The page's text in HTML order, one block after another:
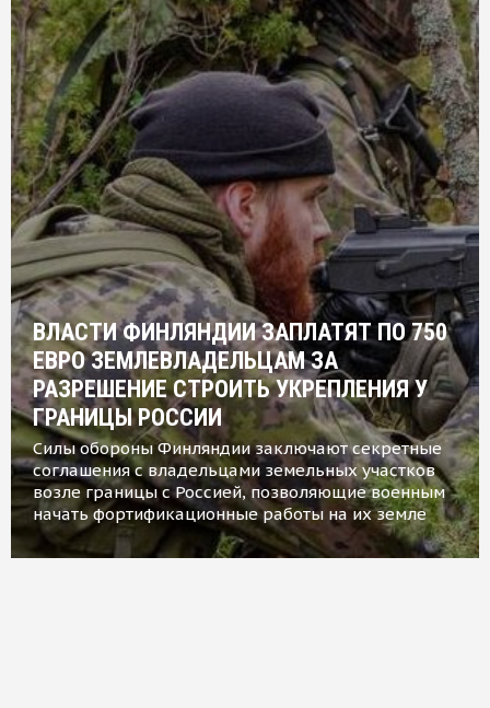
ВЛАСТИ ФИНЛЯНДИИ ЗАПЛАТЯТ ПО 750
ЕВРО ЗЕМЛЕВЛАДЕЛЬЦАМ ЗА
РАЗРЕШЕНИЕ СТРОИТЬ УКРЕПЛЕНИЯ У
ГРАНИЦЫ РОССИИ
Силы обороны Финляндии заключают секретные
соглашения с владельцами земельных участков
возле границы с Россией, позволяющие военным
начать фортификационные работы на их земле